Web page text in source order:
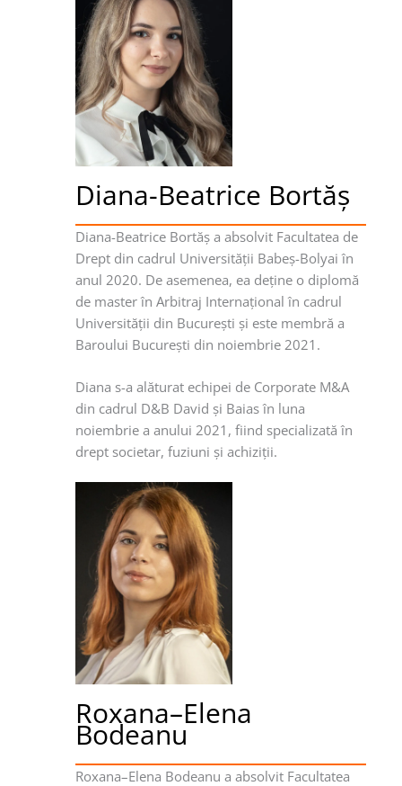
Diana-Beatrice Bortăş
Diana-Beatrice Bortăş a absolvit Facultatea de
Drept din cadrul Universităţii Babeş-Bolyai în
anul 2020. De asemenea, ea deţine o diplomă
de master în Arbitraj Internaţional în cadrul
Universităţii din Bucureşti şi este membră a
Baroului Bucureşti din noiembrie 2021.
Diana s-a alăturat echipei de Corporate M&A
din cadrul D&B David şi Baias în luna
noiembrie a anului 2021, fiind specializată în
drept societar, fuziuni şi achiziţii.
Roxana–Elena
Bodeanu
Roxana–Elena Bodeanu a absolvit Facultatea